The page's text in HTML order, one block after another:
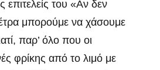
επιτελείς του «Αν δεν
μπορούμε να χάσουμε
παρ’ όλο που οι
φρίκης από το λιμό με